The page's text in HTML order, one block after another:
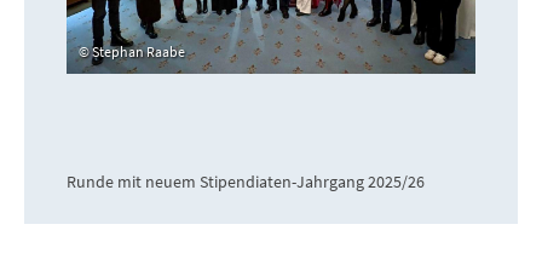
Stephan Raabe
Runde mit neuem Stipendiaten-Jahrgang 2025/26